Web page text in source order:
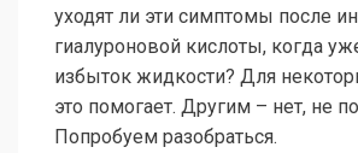
уходят ли эти симптомы после
гиалуроновой кислоты, когда
избыток жидкости? Для
это помогает. Другим – нет, не
Попробуем разобраться.